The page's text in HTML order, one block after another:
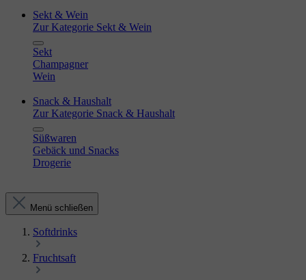
Sekt & Wein
Zur Kategorie Sekt & Wein
Sekt
Champagner
Wein
Snack & Haushalt
Zur Kategorie Snack & Haushalt
Süßwaren
Gebäck und Snacks
Drogerie
Menü schließen
Softdrinks
Fruchtsaft